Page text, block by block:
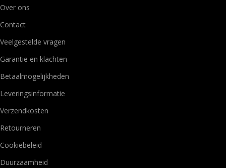
Over ons
Contact
Veelgestelde vragen
Garantie en klachten
Betaalmogelijkheden
Leveringsinformatie
Verzendkosten
Retourneren
Cookiebeleid
Duurzaamheid